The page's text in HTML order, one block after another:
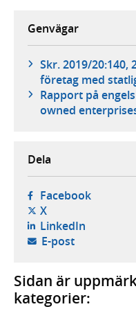
Genvägar
Skr. 2019/20:140,
företag med
Rapport på
owned
Dela
Facebook-
X- öppnas i ny
LinkedIn- öppnas
E-post- öppnar
Sidan är
kategorier: